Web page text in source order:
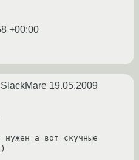
+00:00
19.05.2009
нужен а вот скучные